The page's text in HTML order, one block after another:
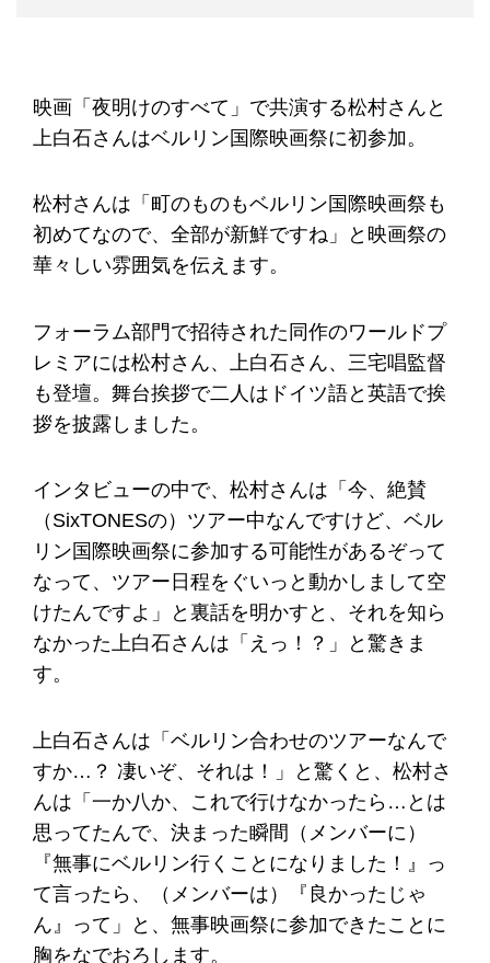
映画「夜明けのすべて」で共演する松村さんと
上白石さんはベルリン国際映画祭に初参加。
松村さんは「町のものもベルリン国際映画祭も
初めてなので、全部が新鮮ですね」と映画祭の
華々しい雰囲気を伝えます。
フォーラム部門で招待された同作のワールドプ
レミアには松村さん、上白石さん、三宅唱監督
も登壇。舞台挨拶で二人はドイツ語と英語で挨
拶を披露しました。
インタビューの中で、松村さんは「今、絶賛
（SixTONESの）ツアー中なんですけど、ベル
リン国際映画祭に参加する可能性があるぞって
なって、ツアー日程をぐいっと動かしまして空
けたんですよ」と裏話を明かすと、それを知ら
なかった上白石さんは「えっ！？」と驚きま
す。
上白石さんは「ベルリン合わせのツアーなんで
すか…？ 凄いぞ、それは！」と驚くと、松村さ
んは「一か八か、これで行けなかったら…とは
思ってたんで、決まった瞬間（メンバーに）
『無事にベルリン行くことになりました！』っ
て言ったら、（メンバーは）『良かったじゃ
ん』って」と、無事映画祭に参加できたことに
胸をなでおろします。